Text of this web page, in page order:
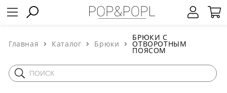
Главная Каталог Брюки
БРЮКИ С
ОТВОРОТНЫМ
ПОЯСОМ